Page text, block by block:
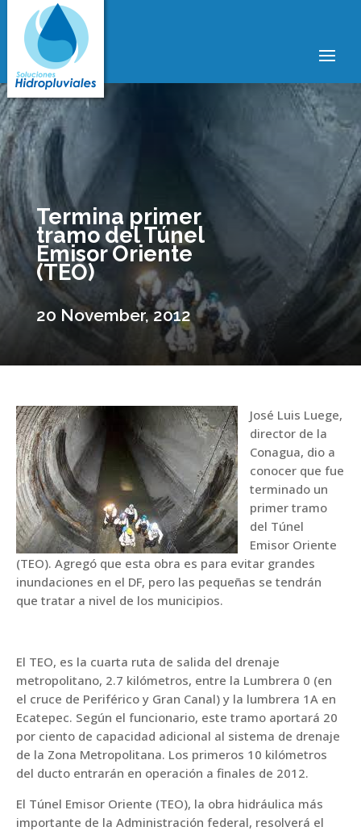
Termina primer
tramo del Túnel
Emisor Oriente
(TEO)
20 November, 2012
José Luis Luege,
director de la
Conagua, dio a
conocer que fue
terminado un
primer tramo
del Túnel
Emisor Oriente
(TEO). Agregó que esta obra es para evitar grandes
inundaciones en el DF, pero las pequeñas se tendrán
que tratar a nivel de los municipios.
El TEO, es la cuarta ruta de salida del drenaje
metropolitano, 2.7 kilómetros, entre la Lumbrera 0 (en
el cruce de Periférico y Gran Canal) y la lumbrera 1A en
Ecatepec. Según el funcionario, este tramo aportará 20
por ciento de capacidad adicional al sistema de drenaje
de la Zona Metropolitana. Los primeros 10 kilómetros
del ducto entrarán en operación a finales de 2012.
El Túnel Emisor Oriente (TEO), la obra hidráulica más
importante de la Administración federal, resolverá el